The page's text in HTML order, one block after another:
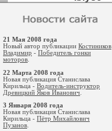
21 Мая 2008 года
Новый автор публикации Костиников
Владимир - Победитель гонки
моторов
22 Марта 2008 года
Новая публикация Станислава
Кирильца - Водитель-инструктор
Древицкий Яков Иванович
3 Января 2008 года
Новая публикация Станислава
Кирильца - Пётр Михайлович
Пузанов.